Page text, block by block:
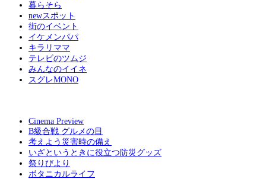
暮らそら
newスポット
街のイベント
イケメンパパ
キラリママ
テレビのツムジ
みんなのイイネ
スグレMONO
Cinema Preview
B級合戦 グルメの目
考えよう災害時の備え
いざというときに役立つ防災グッズ
祭りびより
ボタニカルライフ